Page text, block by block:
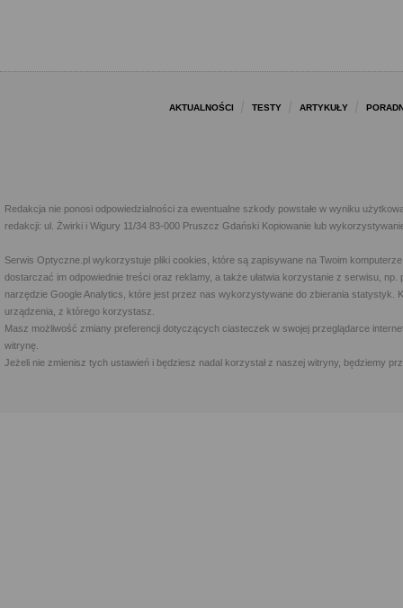
AKTUALNOŚCI TESTY ARTYKUŁY
Redakcja nie ponosi odpowiedzialności za ewentualne szkody powstałe w wyniku
redakcji: ul. Żwirki i Wigury 11/34 83-000 Pruszcz Gdański Kopiowanie lub
Serwis Optyczne.pl wykorzystuje pliki cookies, które są zapisywane na Twoim
dostarczać im odpowiednie treści oraz reklamy, a także ułatwia korzystanie z serwisu,
narzędzie Google Analytics, które jest przez nas wykorzystywane do zbierania statystyk.
urządzenia, z którego korzystasz.
Masz możliwość zmiany preferencji dotyczących ciasteczek w swojej przeglądarce
witrynę.
Jeżeli nie zmienisz tych ustawień i będziesz nadal korzystał z naszej witryny, będziemy